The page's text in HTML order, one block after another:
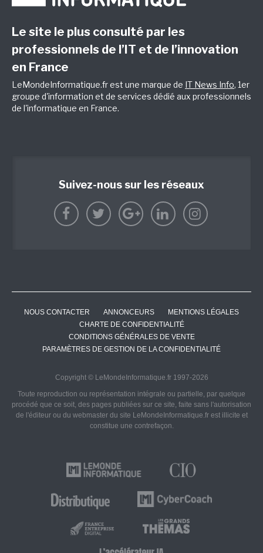
Le site le plus consulté par les
professionnels de l’IT et de l’innovation
en France
LeMondeInformatique.fr est une marque de IT News Info, 1er
groupe d'information et de services dédié aux professionnels
de l'informatique en France.
Suivez-nous sur les réseaux
NOUS CONTACTER ANNONCEURS
MENTIONS LÉGALES
CHARTE DE CONFIDENTIALITÉ
CONDITIONS GÉNÉRALES DE VENTE
PARAMÈTRES DE GESTION DE LA CONFIDENTIALITÉ
Copyright © LeMondeInformatique.fr 1997-2026
Toute reproduction ou représentation intégrale ou partielle, par quelque
procédé que ce soit, des pages publiées sur ce site, faite sans l'autorisation
de l'éditeur ou du webmaster du site LeMondeInformatique.fr est illicite et
constitue une contrefaçon.